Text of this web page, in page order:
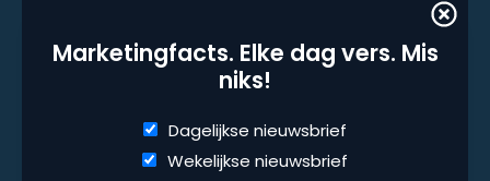
Marketingfacts. Elke dag vers. Mis
niks!
Dagelijkse nieuwsbrief
Wekelijkse nieuwsbrief
Wekelijkse nieuwsbrief